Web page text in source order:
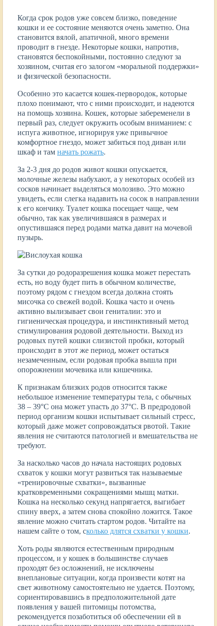
Когда срок родов уже совсем близко, поведение
кошки и ее состояние меняются очень заметно. Она
становится вялой, апатичной, много времени
проводит в гнезде. Некоторые кошки, напротив,
становятся беспокойными, постоянно следуют за
хозяином, считая его залогом «моральной поддержки»
и физической безопасности.
Особенно это касается кошек-первородок, которые
плохо понимают, что с ними происходит, и надеются
на помощь хозяина. Кошек, которые забеременели в
первый раз, следует окружить особым вниманием: с
испуга животное, игнорируя уже привычное
комфортное гнездо, может забиться под диван или
шкаф и там начать рожать.
За 2-3 дня до родов живот кошки опускается,
молочные железы набухают, а у некоторых особей из
сосков начинает выделяться молозиво. Это можно
увидеть, если слегка надавить на сосок в направлении
к его кончику. Туалет кошка посещает чаще, чем
обычно, так как увеличившаяся в размерах и
опустившаяся перед родами матка давит на мочевой
пузырь.
За сутки до родоразрешения кошка может перестать
есть, но воду будет пить в обычном количестве,
поэтому рядом с гнездом всегда должна стоять
мисочка со свежей водой. Кошка часто и очень
активно вылизывает свои гениталии: это и
гигиеническая процедура, и инстинктивный метод
стимулирования родовой деятельности. Выход из
родовых путей кошки слизистой пробки, который
происходит в этот же период, может остаться
незамеченным, если родовая пробка вышла при
опорожнении мочевика или кишечника.
К признакам близких родов относится также
небольшое изменение температуры тела, с обычных
38 – 39°С она может упасть до 37°С. В предродовой
период организм кошки испытывает сильный стресс,
который даже может сопровождаться рвотой. Такие
явления не считаются патологией и вмешательства не
требуют.
За насколько часов до начала настоящих родовых
схваток у кошки могут развиться так называемые
«тренировочные схватки», вызванные
кратковременными сокращениями мышц матки.
Кошка на несколько секунд напрягается, выгибает
спину вверх, а затем снова спокойно ложится. Такое
явление можно считать стартом родов. Читайте на
нашем сайте о том, сколько длятся схватки у кошки.
Хоть роды являются естественным природным
процессом, и у кошек в большинстве случаев
проходят без осложнений, не исключены
внеплановые ситуации, когда произвести котят на
свет животному самостоятельно не удается. Поэтому,
сориентировавшись в предположительной дате
появления у вашей питомицы потомства,
рекомендуется позаботиться об обеспечении ей в